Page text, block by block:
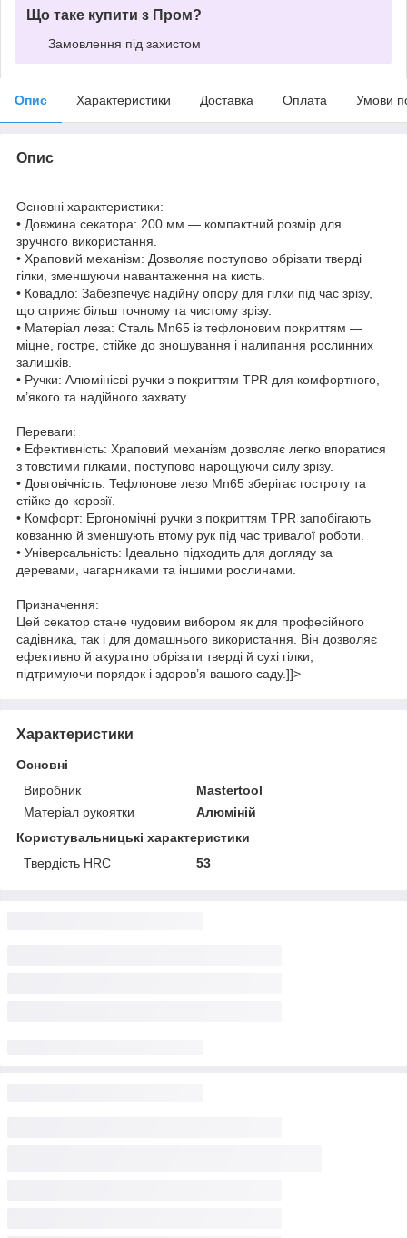
Що таке купити з Пром?
Замовлення під захистом
Опис Характеристики Доставка Оплата Умови
Опис
Основні характеристики:
• Довжина секатора: 200 мм — компактний розмір для
зручного використання.
• Храповий механізм: Дозволяє поступово обрізати тверді
гілки, зменшуючи навантаження на кисть.
• Ковадло: Забезпечує надійну опору для гілки під час зрізу,
що сприяє більш точному та чистому зрізу.
• Матеріал леза: Сталь Mn65 із тефлоновим покриттям —
міцне, гостре, стійке до зношування і налипання рослинних
залишків.
• Ручки: Алюмінієві ручки з покриттям TPR для комфортного,
м’якого та надійного захвату.
Переваги:
• Ефективність: Храповий механізм дозволяє легко впоратися
з товстими гілками, поступово нарощуючи силу зрізу.
• Довговічність: Тефлонове лезо Mn65 зберігає гостроту та
стійке до корозії.
• Комфорт: Ергономічні ручки з покриттям TPR запобігають
ковзанню й зменшують втому рук під час тривалої роботи.
• Універсальність: Ідеально підходить для догляду за
деревами, чагарниками та іншими рослинами.
Призначення:
Цей секатор стане чудовим вибором як для професійного
садівника, так і для домашнього використання. Він дозволяє
ефективно й акуратно обрізати тверді й сухі гілки,
підтримуючи порядок і здоров’я вашого саду.]]>
Характеристики
Основні
Виробник
Mastertool
Матеріал рукоятки
Алюміній
Користувальницькі характеристики
Твердість HRC
53